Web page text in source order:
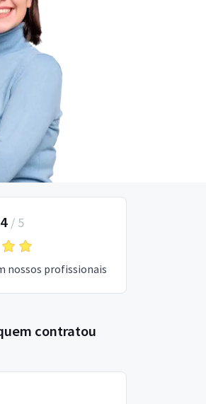
/ 5
nossos profissionais
contratou